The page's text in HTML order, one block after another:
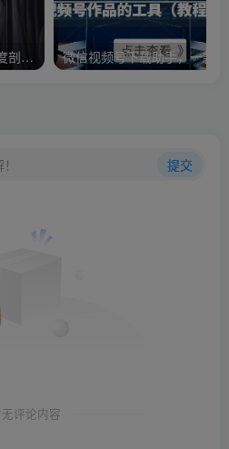
【大号拆解】20天带你深度剖析40个顶级微信公众号
提交
评论内容